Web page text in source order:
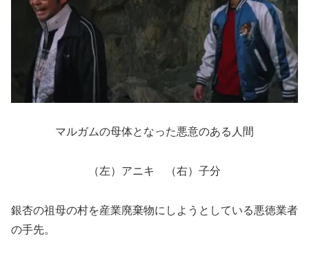
マルガムの母体となった悪意のある人間
（左）アニキ （右）子分
銀杏の祖母の村を産業廃棄物にしようとしている悪徳業者
の手先。